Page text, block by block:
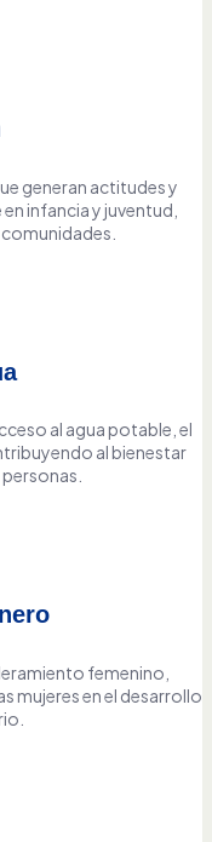
generan actitudes y
infancia y juventud,
al agua potable, el
al bienestar
femenino,
mujeres en el desarrollo